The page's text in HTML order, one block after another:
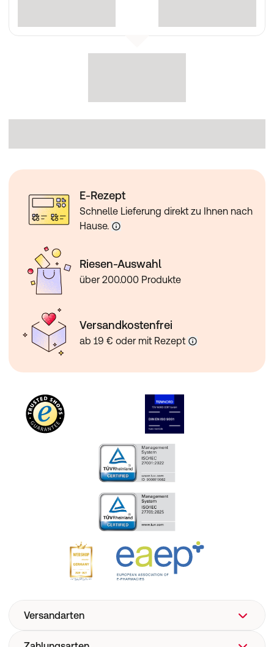
E-Rezept
Schnelle Lieferung direkt zu Ihnen nach
Hause.
Riesen-Auswahl
über 200.000 Produkte
Versandkostenfrei
ab 19 € oder mit Rezept
Versandarten